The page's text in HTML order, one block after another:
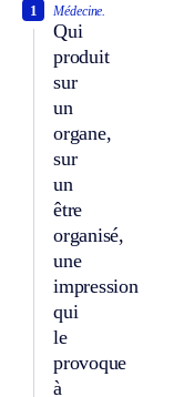
Médecine.
Qui
produit
sur
un
organe,
sur
un
être
organisé,
une
impression
qui
le
provoque
à
1